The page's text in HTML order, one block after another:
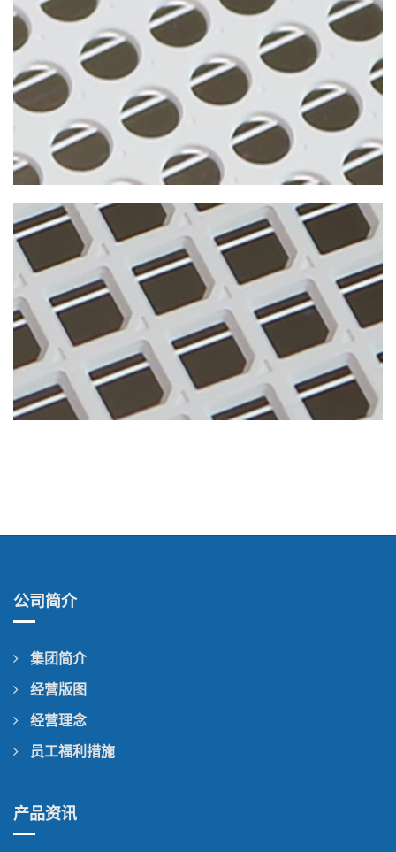
公司简介
集团简介
经营版图
经营理念
员工福利措施
产品资讯